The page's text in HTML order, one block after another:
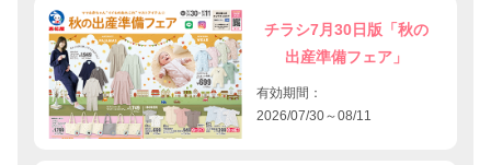
チラシ7月30日版「秋の
出産準備フェア」
有効期間：
2026/07/30～08/11